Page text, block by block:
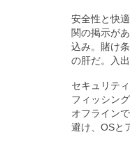
安全性と快
関の掲示が
込み。賭け
の肝だ。入
セキュリテ
フィッシン
オフライン
避け、OSと